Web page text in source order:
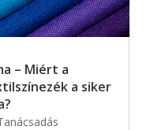
– Miért a
a siker